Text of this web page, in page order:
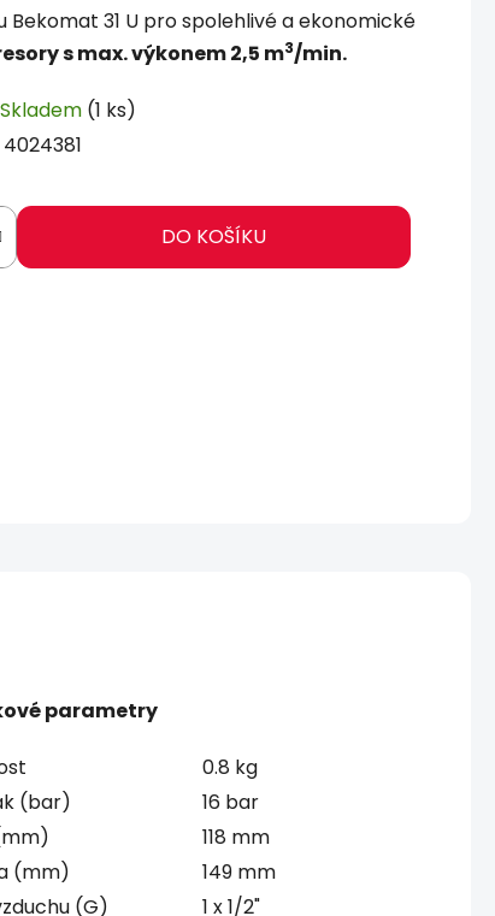
31 U pro spolehlivé a ekonomické
s max. výkonem 2,5 m3/min.
Skladem (1 ks)
4024381
DO KOŠÍKU
parametry
0.8 kg
(bar)
16 bar
118 mm
(mm)
149 mm
(G)
1 x 1/2"